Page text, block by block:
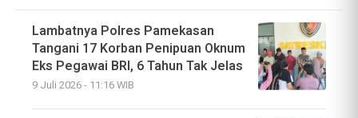
Lambatnya Polres Pamekasan
Tangani 17 Korban Penipuan Oknum
Eks Pegawai BRI, 6 Tahun Tak Jelas
9 Juli 2026 - 11:16 WIB